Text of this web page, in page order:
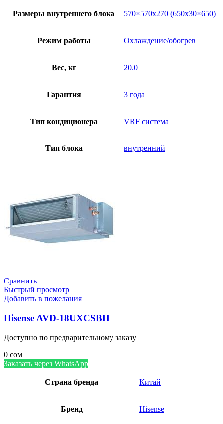
Размеры внутреннего блока 570×570х270 (650х30×650)
Режим работы Охлаждение/обогрев
Вес, кг 20.0
Гарантия 3 года
Тип кондиционера VRF система
Тип блока внутренний
Сравнить
Быстрый просмотр
Добавить в пожелания
Hisense AVD-18UXCSBH
Доступно по предварительному заказу
0 сом
Заказать через WhatsApp
Страна бренда Китай
Бренд Hisense